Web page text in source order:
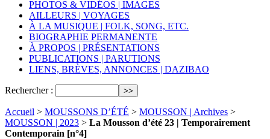
PHOTOS & VIDÉOS | IMAGES
AILLEURS | VOYAGES
À LA MUSIQUE | FOLK, SONG, ETC.
BIOGRAPHIE PERMANENTE
À PROPOS | PRÉSENTATIONS
PUBLICATIONS | PARUTIONS
LIENS, BRÈVES, ANNONCES | DAZIBAO
Rechercher :
Accueil > MOUSSONS D’ÉTÉ > MOUSSON | Archives >
MOUSSON | 2023 > La Mousson d’été 23 | Temporairement
Contemporain [n°4]